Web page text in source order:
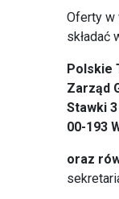
Oferty w
składać
Polskie
Zarząd
Stawki
00-193
oraz